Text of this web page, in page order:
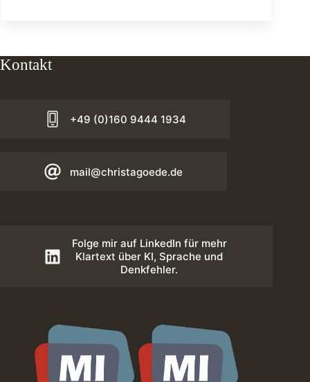
Kontakt
+49 (0)160 9444 1934
mail@christagoede.de
Folge mir auf LinkedIn für mehr
Klartext über KI, Sprache und
Denkfehler.